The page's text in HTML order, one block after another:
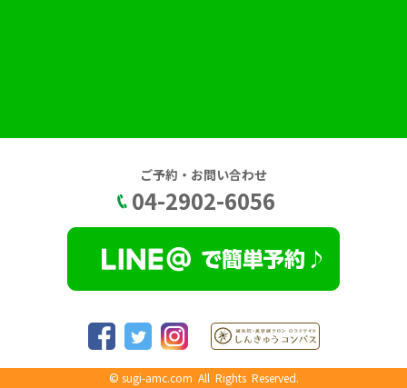
ご予約・お問い合わせ
04-2902-6056
© sugi-amc.com All Rights Reserved.